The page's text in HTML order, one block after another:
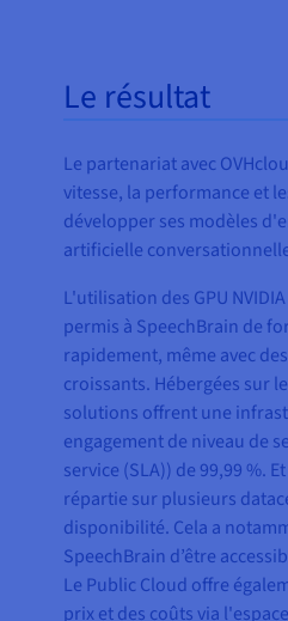
Le résultat
Le partenariat avec
vitesse, la performance et
développer ses modèles
artificielle
L'utilisation des GPU
permis à SpeechBrain de
rapidement, même avec
croissants. Hébergées sur
solutions offrent une
engagement de niveau de
service (SLA)) de 99,99 %.
répartie sur plusieurs
disponibilité. Cela a
SpeechBrain d’être
Le Public Cloud offre
prix et des coûts via